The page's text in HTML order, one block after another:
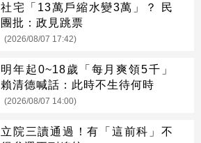
社宅「13萬戶縮水變3萬」？ 民
團批：政見跳票
(2026/08/07 17:42)
明年起0~18歲「每月爽領5千」
賴清德喊話：此時不生待何時
(2026/08/07 14:00)
立院三讀通過！有「這前科」不